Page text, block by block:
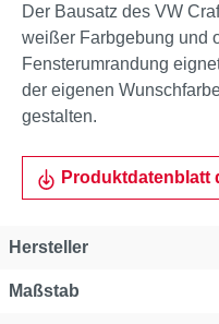
Der Bausatz des VW
weißer Farbgebung und
Fensterumrandung
der eigenen
gestalten.
Produktdatenblatt
Hersteller
Maßstab